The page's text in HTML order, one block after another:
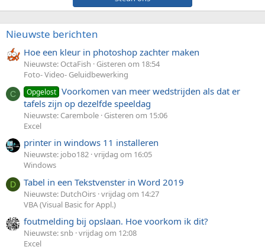
Nieuwste berichten
Hoe een kleur in photoshop zachter maken
Nieuwste: OctaFish
Gisteren om 18:54
Foto- Video- Geluidbewerking
C Opgelost Voorkomen van meer wedstrijden als dat er
tafels zijn op dezelfde speeldag
Nieuwste: Carembole Gisteren om 15:06
Excel
printer in windows 11 installeren
Nieuwste: jobo182 vrijdag om 16:05
Windows
D Tabel in een Tekstvenster in Word 2019
Nieuwste: DutchOirs vrijdag om 14:27
VBA (Visual Basic for Appl.)
foutmelding bij opslaan. Hoe voorkom ik dit?
Nieuwste: snb vrijdag om 12:08
Excel